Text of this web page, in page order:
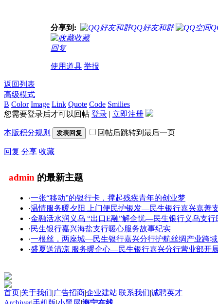
分享到: QQ好友和群
收藏
回复
使用道具 举报
返回列表
高级模式
B Color Image Link Quote Code Smilies
您需要登录后才可以回帖 登录 | 立即注册
本版积分规则 发表回复 回帖后跳转到最后一页
回复 分享 收藏
admin 的最新主题
·一张“移动”的银行卡，撑起残疾青年的创业梦
·温情服务暖夕阳 上门便民护银发—民生银行嘉兴嘉善
·金融活水润义乌 “出口E融”解企忧—民生银行义乌支
·民生银行嘉兴海盐支行暖心服务故事纪实
·一根丝，两座城—民生银行嘉兴分行护航丝绸产业跨
·盛夏送清凉 服务暖企心—民生银行嘉兴分行营业部开
首页|关于我们|广告招商|企业建站|联系我们|诚聘英才